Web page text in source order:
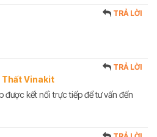
TRẢ LỜI
Thất Vinakit
TRẢ LỜI
được kết nối trực tiếp để tư vấn đến